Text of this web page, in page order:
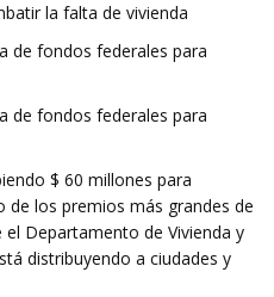
la falta de vivienda
de fondos federales para
de fondos federales para
$ 60 millones para
de los premios más grandes de
Departamento de Vivienda y
distribuyendo a ciudades y